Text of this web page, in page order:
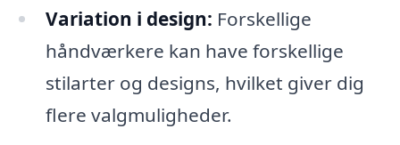
Variation i design: Forskellige
håndværkere kan have forskellige
stilarter og designs, hvilket giver dig
flere valgmuligheder.